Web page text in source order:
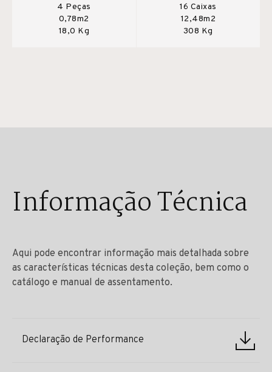
4 Peças
0,78m2
18,0 Kg
16 Caixas
12,48m2
308 Kg
Informação Técnica
Aqui pode encontrar informação mais detalhada sobre
as características técnicas desta coleção, bem como o
catálogo e manual de assentamento.
Declaração de Performance